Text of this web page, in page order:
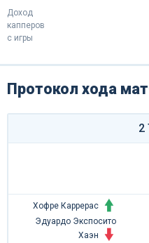
Доход
капперов
с игры
Протокол хода
2
Хофре Каррерас
Эдуардо Экспосито
Хаэн